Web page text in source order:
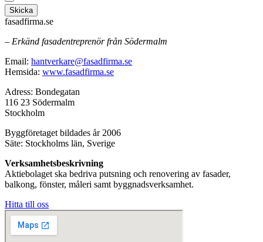
Skicka
fasadfirma.se
– Erkänd fasadentreprenör från Södermalm
Email: hantverkare@fasadfirma.se
Hemsida: www.fasadfirma.se
Adress: Bondegatan
116 23 Södermalm
Stockholm
Byggföretaget bildades år 2006
Säte: Stockholms län, Sverige
Verksamhetsbeskrivning
Aktiebolaget ska bedriva putsning och renovering av fasader,
balkong, fönster, måleri samt byggnadsverksamhet.
Hitta till oss